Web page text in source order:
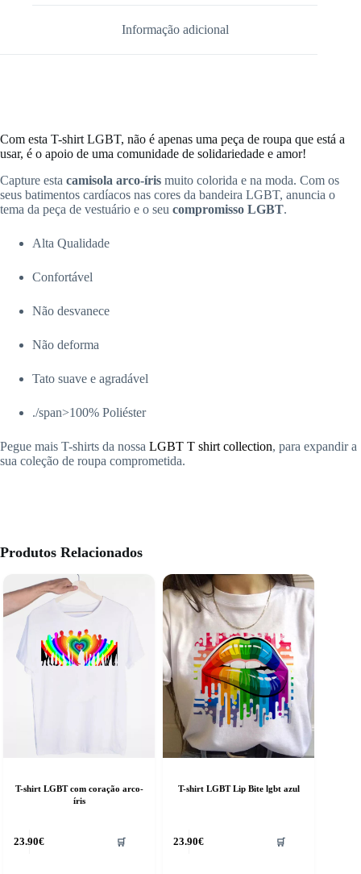
Informação adicional
Com esta T-shirt LGBT, não é apenas uma peça de roupa que está a
usar, é o apoio de uma comunidade de solidariedade e amor!
Capture esta camisola arco-íris muito colorida e na moda. Com os
seus batimentos cardíacos nas cores da bandeira LGBT, anuncia o
tema da peça de vestuário e o seu compromisso LGBT.
Alta Qualidade
Confortável
Não desvanece
Não deforma
Tato suave e agradável
./span>100% Poliéster
Pegue mais T-shirts da nossa LGBT T shirt collection, para expandir a
sua coleção de roupa comprometida.
Produtos Relacionados
T-shirt LGBT com coração arco-
íris
23.90€ 🛒
T-shirt LGBT Lip Bite lgbt azul
23.90€ 🛒
product